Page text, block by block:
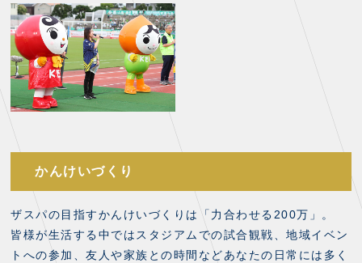
かんけいづくり
ザスパの目指すかんけいづくりは「力合わせる200万」。
皆様が生活する中ではスタジアムでの試合観戦、地域イベン
トへの参加、友人や家族との時間などあなたの日常には多く